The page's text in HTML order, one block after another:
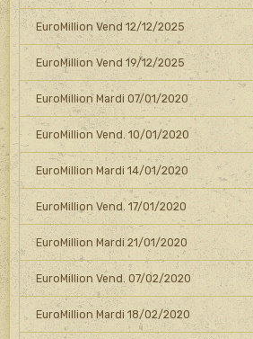
EuroMillion Vend 12/12/2025
EuroMillion Vend 19/12/2025
EuroMillion Mardi 07/01/2020
EuroMillion Vend. 10/01/2020
EuroMillion Mardi 14/01/2020
EuroMillion Vend. 17/01/2020
EuroMillion Mardi 21/01/2020
EuroMillion Vend. 07/02/2020
EuroMillion Mardi 18/02/2020